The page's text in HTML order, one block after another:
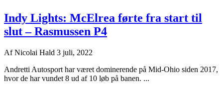
Indy Lights: McElrea førte fra start til
slut – Rasmussen P4
AfNicolai Hald 3 juli, 2022
Andretti Autosport har været dominerende på Mid-Ohio siden 2017,
hvor de har vundet 8 ud af 10 løb på banen. ...